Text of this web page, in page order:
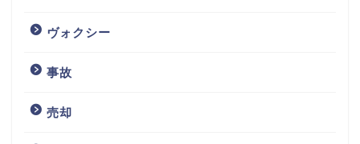
ヴォクシー
事故
売却